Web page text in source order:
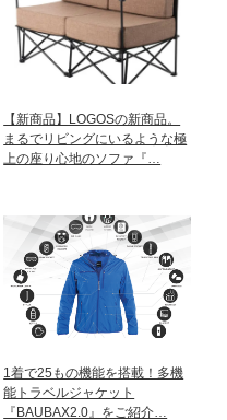
【新商品】LOGOSの新商品。
まるでリビングにいるような極
上の座り心地のソファ『…
1着で25もの機能を搭載！多機
能トラベルジャケット
『BAUBAX2.0』をご紹介…